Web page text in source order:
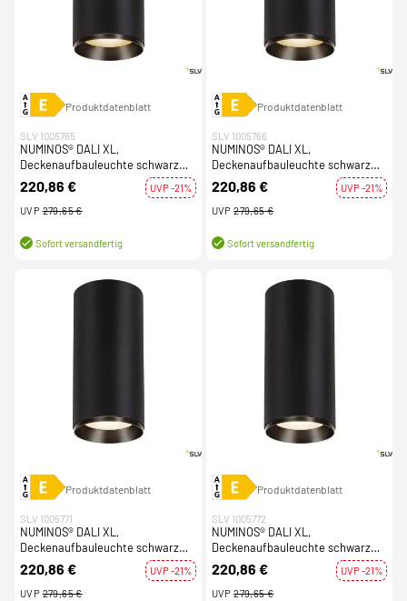
Produktdatenblatt
SLV 1005765
NUMINOS® DALI XL,
Deckenaufbauleuchte schwarz
36W 3000K 24°
220,86 €
UVP -21%
UVP 279,65 €
Sofort versandfertig
Produktdatenblatt
SLV 1005766
NUMINOS® DALI XL,
Deckenaufbauleuchte schwarz
36W 3000K 36°
220,86 €
UVP -21%
UVP 279,65 €
Sofort versandfertig
Produktdatenblatt
SLV 1005771
NUMINOS® DALI XL,
Deckenaufbauleuchte schwarz
36W 4000K 24°
220,86 €
UVP -21%
UVP 279,65 €
Produktdatenblatt
SLV 1005772
NUMINOS® DALI XL,
Deckenaufbauleuchte schwarz
36W 4000K 36°
220,86 €
UVP -21%
UVP 279,65 €